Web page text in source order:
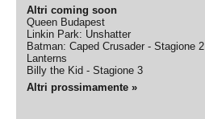
Altri coming soon
Queen Budapest
Linkin Park: Unshatter
Batman: Caped Crusader - Stagione 2
Lanterns
Billy the Kid - Stagione 3
Altri prossimamente »